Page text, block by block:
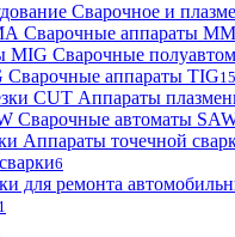
Сварочное и
Сварочные аппараты
Сварочные
Сварочные аппараты TIG
Аппараты
Сварочные автоматы
Аппараты точечной
6
для ремонта